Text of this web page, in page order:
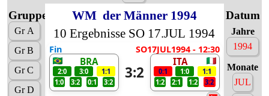
Gruppen
Gr A
Gr B
Gr C
Gr D
WMder Männer 1994
10 Ergebnisse SO 17.JUL 1994
Fin SO17JUL1994 - 12:30
BRA
2:0 3:0
1:1
1:0
3:2 0:1 3:2
3:2
ITA
0:1 1:0
1:1
1:2
2:1 1:2 3:2
Datum
Jahre
1994
Monate
JUL